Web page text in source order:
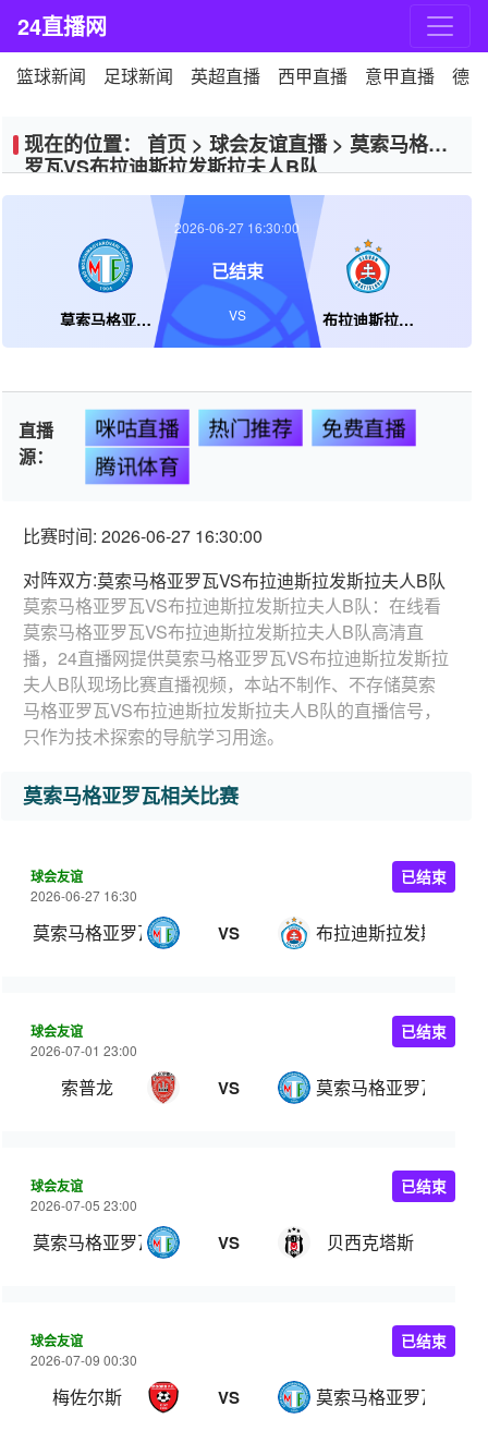
24直播网
篮球新闻 足球新闻 英超直播 西甲直播 意甲直播 德
现在的位置： 首页 > 球会友谊直播> 莫索马格亚
罗瓦VS布拉迪斯拉发斯拉夫人B队
莫索马格亚罗瓦 布拉迪斯拉发斯拉夫人B队
2026-06-27 16:30:00
已结束
VS
直播
源：
咪咕直播 热门推荐
免费直播
腾讯体育
比赛时间: 2026-06-27 16:30:00
对阵双方:莫索马格亚罗瓦VS布拉迪斯拉发斯拉夫人B队
莫索马格亚罗瓦VS布拉迪斯拉发斯拉夫人B队：在线看
莫索马格亚罗瓦VS布拉迪斯拉发斯拉夫人B队高清直
播，24直播网提供莫索马格亚罗瓦VS布拉迪斯拉发斯拉
夫人B队现场比赛直播视频，本站不制作、不存储莫索
马格亚罗瓦VS布拉迪斯拉发斯拉夫人B队的直播信号，
只作为技术探索的导航学习用途。
莫索马格亚罗瓦相关比赛
球会友谊
2026-06-27 16:30
莫索马格亚罗瓦 VS 布拉迪斯拉发斯拉夫
已结束
球会友谊
2026-07-01 23:00
索普龙 VS 莫索马格亚罗瓦
已结束
球会友谊
2026-07-05 23:00
莫索马格亚罗瓦 VS 贝西克塔斯
已结束
球会友谊
2026-07-09 00:30
梅佐尔斯 VS 莫索马格亚罗瓦
已结束